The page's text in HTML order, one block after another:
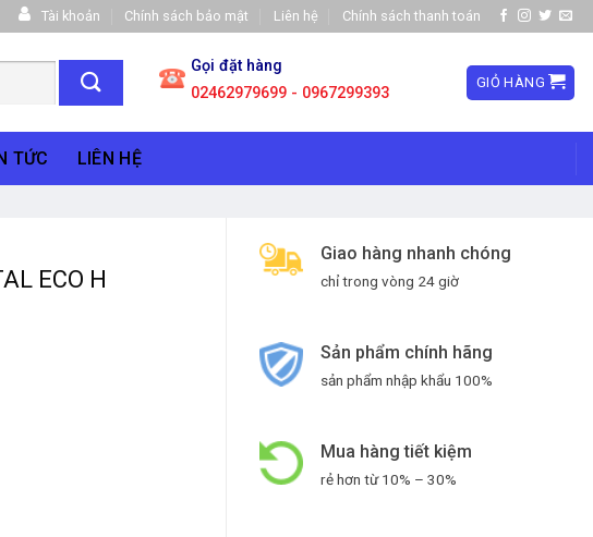
Tài khoản Chính sách bảo mật Liên hệ Chính sách thanh toán
Gọi đặt hàng
02462979699 - 0967299393
GIỎ HÀNG
TỨC LIÊN HỆ
Giao hàng nhanh chóng
chỉ trong vòng 24 giờ
Sản phẩm chính hãng
sản phẩm nhập khẩu 100%
Mua hàng tiết kiệm
rẻ hơn từ 10% – 30%
ECO H